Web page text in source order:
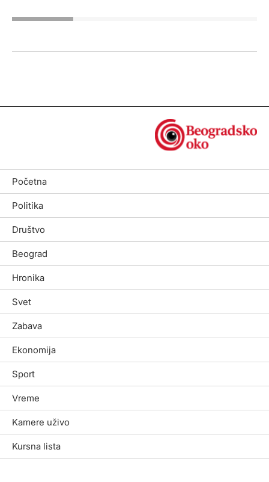
Početna
Politika
Društvo
Beograd
Hronika
Svet
Zabava
Ekonomija
Sport
Vreme
Kamere uživo
Kursna lista